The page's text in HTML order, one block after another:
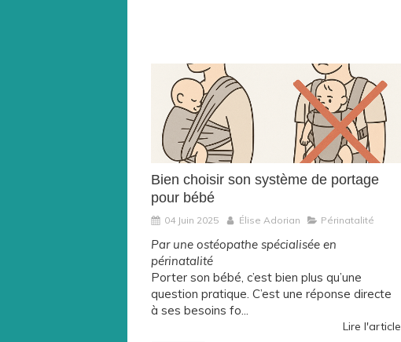
Bien choisir son système de portage
pour bébé
04 Juin 2025 Élise Adorian Périnatalité
Par une ostéopathe spécialisée en
périnatalité
Porter son bébé, c’est bien plus qu’une
question pratique. C’est une réponse directe
à ses besoins fo...
Lire l'article